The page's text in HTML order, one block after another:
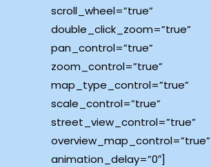
scroll_wheel=”true”
double_click_zoom=”true”
pan_control=”true”
zoom_control=”true”
map_type_control=”true”
scale_control=”true”
street_view_control=”true”
overview_map_control=”true”
animation_delay=”0″]